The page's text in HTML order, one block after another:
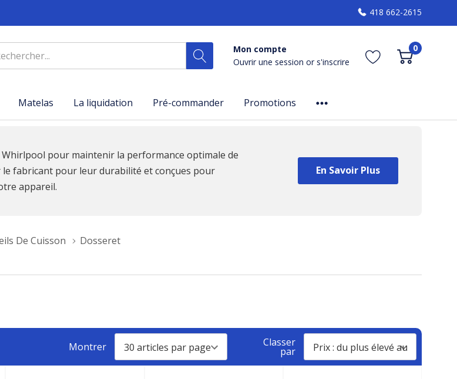
418 662-2615
Mon compte
Ouvrir une session or s'inscrire
0
Matelas La liquidation Pré-commander Promotions
Whirlpool pour maintenir la performance optimale de
fabricant pour leur durabilité et conçues pour
appareil.
En Savoir Plus
De Cuisson Dosseret
Montrer Classer
par